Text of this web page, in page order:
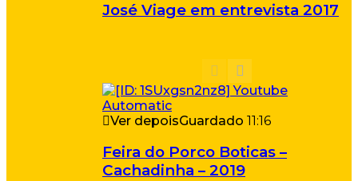
José Viage em entrevista 2017
Ver depoisGuardado 11:16
Feira do Porco Boticas –
Cachadinha – 2019